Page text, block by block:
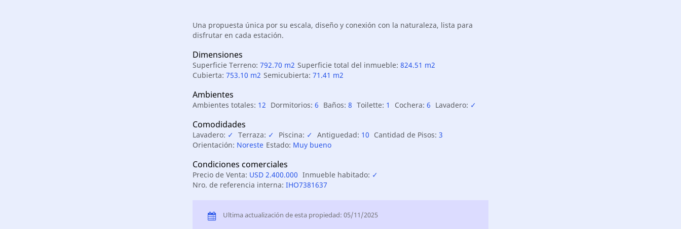
Una propuesta única por su escala, diseño y conexión con la naturaleza, lista para
disfrutar en cada estación.
Dimensiones
Superficie Terreno: 792.70 m2 Superficie total del inmueble: 824.51 m2
Cubierta: 753.10 m2 Semicubierta: 71.41 m2
Ambientes
Ambientes totales: 12 Dormitorios: 6 Baños: 8 Toilette: 1 Cochera: 6 Lavadero: ✓
Comodidades
Lavadero: ✓ Terraza: ✓ Piscina: ✓ Antiguedad: 10 Cantidad de Pisos: 3
Orientación: Noreste Estado: Muy bueno
Condiciones comerciales
Precio de Venta: USD 2.400.000 Inmueble habitado: ✓
Nro. de referencia interna: IHO7381637
Ultima actualización de esta propiedad: 05/11/2025